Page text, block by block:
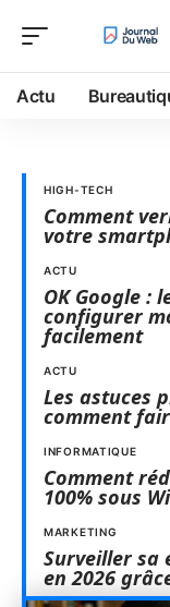
Actu
HIGH-TECH
Comment
votre
ACTU
OK Google :
configurer
facilement
ACTU
Les astuces
comment
INFORMATIQUE
Comment
100% sous
MARKETING
Surveiller sa
en 2026